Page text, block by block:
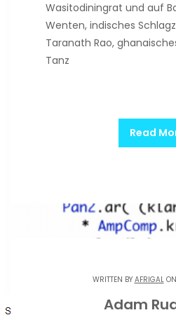
Wasitodiningrat und auf
Wenten, indisches
Taranath Rao,
Tanz
Read
WRITTEN BY AFRIGAL
Adam